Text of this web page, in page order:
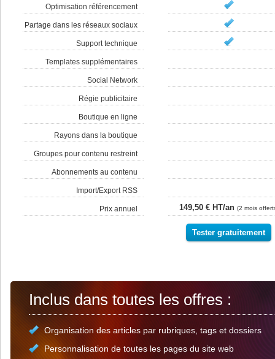
Optimisation référencement
Partage dans les réseaux sociaux
Support technique
Templates supplémentaires
Social Network
Régie publicitaire
Boutique en ligne
Rayons dans la boutique
Groupes pour contenu restreint
Abonnements au contenu
Import/Export RSS
Prix annuel 149,50 € HT/an (2 mois
Tester gratuitement
Inclus dans toutes les offres :
Organisation des articles par rubriques, tags et dossiers
Personnalisation de toutes les pages du site web